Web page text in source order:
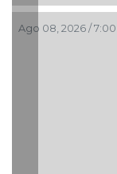
2026 / 7:00 PM